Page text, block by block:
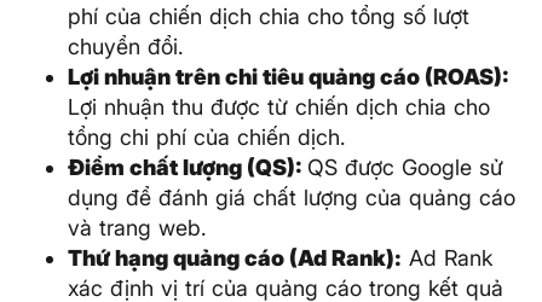
phí của chiến dịch chia cho tổng số lượt
chuyển đổi.
Lợi nhuận trên chi tiêu quảng cáo (ROAS):
Lợi nhuận thu được từ chiến dịch chia cho
tổng chi phí của chiến dịch.
Điểm chất lượng (QS): QS được Google sử
dụng để đánh giá chất lượng của quảng cáo
và trang web.
Thứ hạng quảng cáo (Ad Rank): Ad Rank
xác định vị trí của quảng cáo trong kết quả